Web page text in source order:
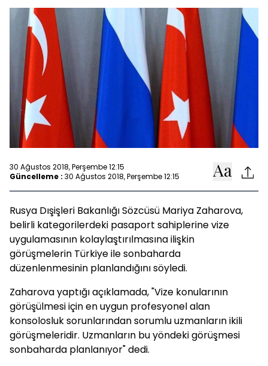
30 Ağustos 2018, Perşembe 12:15
Güncelleme : 30 Ağustos 2018, Perşembe 12:15
Rusya Dışişleri Bakanlığı Sözcüsü Mariya Zaharova,
belirli kategorilerdeki pasaport sahiplerine vize
uygulamasının kolaylaştırılmasına ilişkin
görüşmelerin Türkiye ile sonbaharda
düzenlenmesinin planlandığını söyledi.
Zaharova yaptığı açıklamada, "Vize konularının
görüşülmesi için en uygun profesyonel alan
konsolosluk sorunlarından sorumlu uzmanların ikili
görüşmeleridir. Uzmanların bu yöndeki görüşmesi
sonbaharda planlanıyor" dedi.